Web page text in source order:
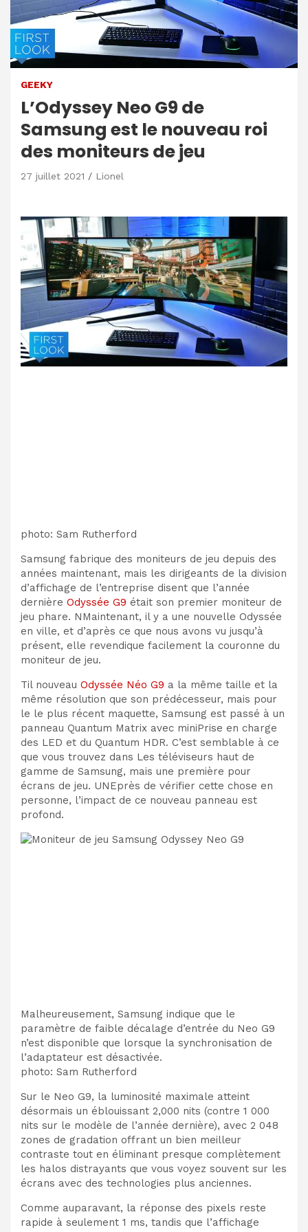
GEEKY
L’Odyssey Neo G9 de
Samsung est le nouveau roi
des moniteurs de jeu
27 juillet 2021 Lionel
photo: Sam Rutherford
Samsung fabrique des moniteurs de jeu depuis des
années maintenant, mais les dirigeants de la division
d’affichage de l’entreprise disent que l’année
dernière Odyssée G9 était son premier moniteur de
jeu phare. NMaintenant, il y a une nouvelle Odyssée
en ville, et d’après ce que nous avons vu jusqu’à
présent, elle revendique facilement la couronne du
moniteur de jeu.
Til nouveau Odyssée Néo G9 a la même taille et la
même résolution que son prédécesseur, mais pour
le le plus récent maquette, Samsung est passé à un
panneau Quantum Matrix avec miniPrise en charge
des LED et du Quantum HDR. C’est semblable à ce
que vous trouvez dans Les téléviseurs haut de
gamme de Samsung, mais une première pour
écrans de jeu. UNEprès de vérifier cette chose en
personne, l’impact de ce nouveau panneau est
profond.
Malheureusement, Samsung indique que le
paramètre de faible décalage d’entrée du Neo G9
n’est disponible que lorsque la synchronisation de
l’adaptateur est désactivée.
photo: Sam Rutherford
Sur le Neo G9, la luminosité maximale atteint
désormais un éblouissant 2,000 nits (contre 1 000
nits sur le modèle de l’année dernière), avec 2 048
zones de gradation offrant un bien meilleur
contraste tout en éliminant presque complètement
les halos distrayants que vous voyez souvent sur les
écrans avec des technologies plus anciennes.
Comme auparavant, la réponse des pixels reste
rapide à seulement 1 ms, tandis que l’affichage